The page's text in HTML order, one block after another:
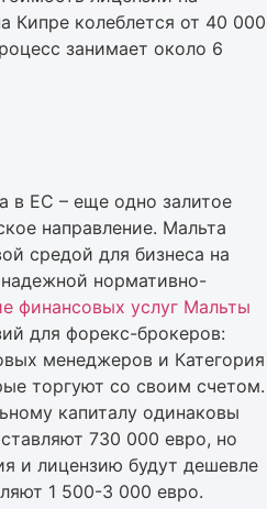
Кипре колеблется от 40 000
занимает около 6
в ЕС – еще одно залитое
направление. Мальта
средой для бизнеса на
нормативно-
финансовых услуг Мальты
для форекс-брокеров:
менеджеров и Категория
торгуют со своим счетом.
капиталу одинаковы
730 000 евро, но
и лицензию будут дешевле
1 500-3 000 евро.